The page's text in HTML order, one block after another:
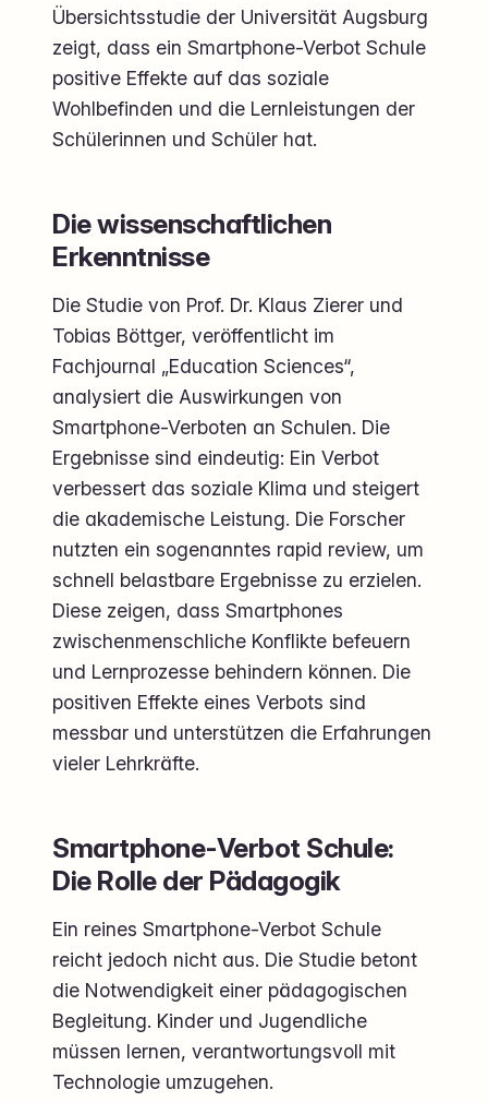
Übersichtsstudie der Universität Augsburg
zeigt, dass ein Smartphone-Verbot Schule
positive Effekte auf das soziale
Wohlbefinden und die Lernleistungen der
Schülerinnen und Schüler hat.
Die wissenschaftlichen
Erkenntnisse
Die Studie von Prof. Dr. Klaus Zierer und
Tobias Böttger, veröffentlicht im
Fachjournal „Education Sciences“,
analysiert die Auswirkungen von
Smartphone-Verboten an Schulen. Die
Ergebnisse sind eindeutig: Ein Verbot
verbessert das soziale Klima und steigert
die akademische Leistung. Die Forscher
nutzten ein sogenanntes rapid review, um
schnell belastbare Ergebnisse zu erzielen.
Diese zeigen, dass Smartphones
zwischenmenschliche Konflikte befeuern
und Lernprozesse behindern können. Die
positiven Effekte eines Verbots sind
messbar und unterstützen die Erfahrungen
vieler Lehrkräfte.
Smartphone-Verbot Schule:
Die Rolle der Pädagogik
Ein reines Smartphone-Verbot Schule
reicht jedoch nicht aus. Die Studie betont
die Notwendigkeit einer pädagogischen
Begleitung. Kinder und Jugendliche
müssen lernen, verantwortungsvoll mit
Technologie umzugehen.